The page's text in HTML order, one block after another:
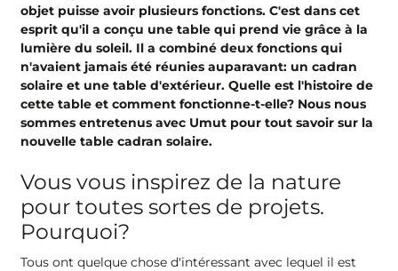
objet puisse avoir plusieurs fonctions. C'est dans cet
esprit qu'il a conçu une table qui prend vie grâce à la
lumière du soleil. Il a combiné deux fonctions qui
n'avaient jamais été réunies auparavant: un cadran
solaire et une table d'extérieur. Quelle est l'histoire de
cette table et comment fonctionne-t-elle? Nous nous
sommes entretenus avec Umut pour tout savoir sur la
nouvelle table cadran solaire.
Vous vous inspirez de la nature
pour toutes sortes de projets.
Pourquoi?
Tous ont quelque chose d'intéressant avec lequel il est